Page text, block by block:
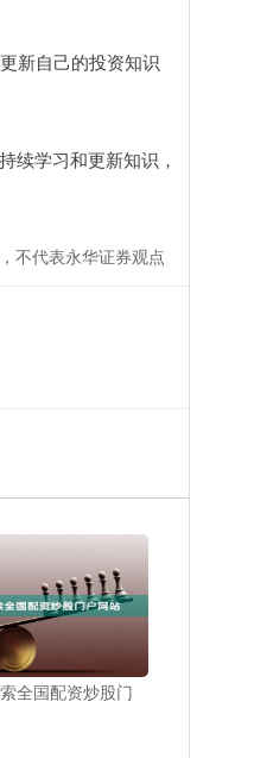
新自己的投资知识
续学习和更新知识，
不代表永华证券观点
全国配资炒股门